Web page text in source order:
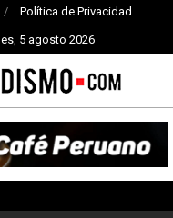
Política de Privacidad
5 agosto 2026